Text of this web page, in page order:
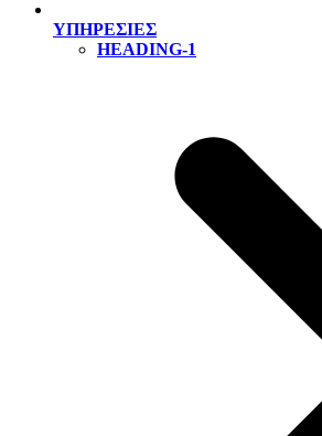
ΥΠΗΡΕΣΙΕΣ
HEADING-1